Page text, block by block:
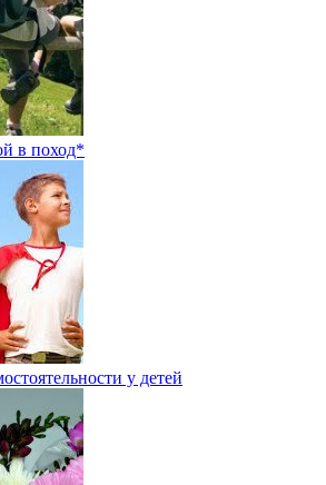
в поход*
у детей